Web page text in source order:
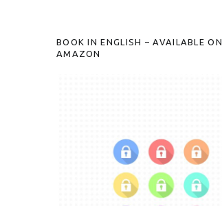
BOOK IN ENGLISH – AVAILABLE ON
AMAZON